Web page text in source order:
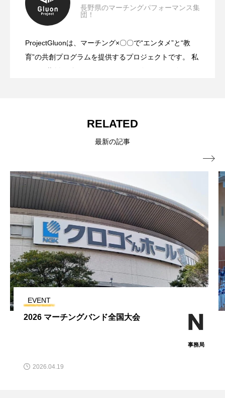
長野県のマーチングパフォーマンス集
団！
ProjectGluonは、マーチング×〇〇で“エンタメ”と“教
育”の共創プログラムを提供するプロジェクトです。 私
の場を実現していきます。RELATED
最新の記事
EVENT
2025 長野県マーチング講習会（演奏会）
事務局
2025.04.19
